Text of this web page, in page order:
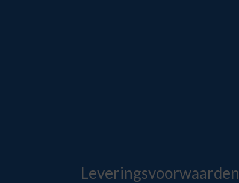
Leveringsvoorwaarden